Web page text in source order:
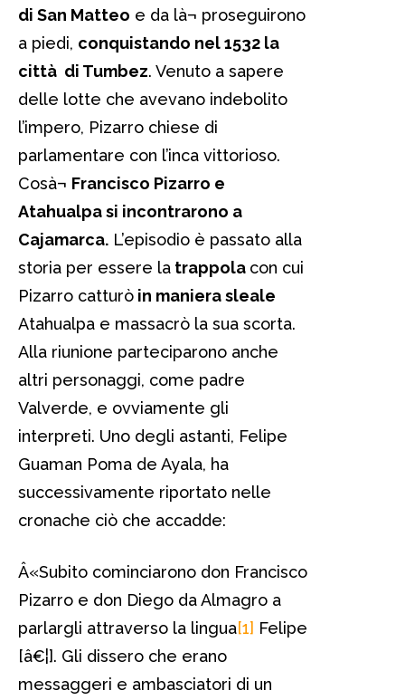
di San Matteo e da là¬ proseguirono
a piedi, conquistando nel 1532 la
città di Tumbez. Venuto a sapere
delle lotte che avevano indebolito
l’impero, Pizarro chiese di
parlamentare con l’inca vittorioso.
Cosà¬ Francisco Pizarro e
Atahualpa si incontrarono a
Cajamarca. L’episodio è passato alla
storia per essere la trappola con cui
Pizarro catturò in maniera sleale
Atahualpa e massacrò la sua scorta.
Alla riunione parteciparono anche
altri personaggi, come padre
Valverde, e ovviamente gli
interpreti. Uno degli astanti, Felipe
Guaman Poma de Ayala, ha
successivamente riportato nelle
cronache ciò che accadde:
Â«Subito cominciarono don Francisco
Pizarro e don Diego da Almagro a
parlargli attraverso la lingua[1] Felipe
[â€¦]. Gli dissero che erano
messaggeri e ambasciatori di un